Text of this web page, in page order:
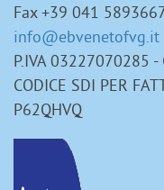
Fax +39 041
info@ebvenetofvg.it
P.IVA 03227070285
CODICE SDI PER
P62QHVQ